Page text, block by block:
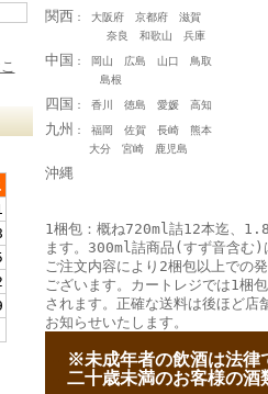
関西 ： 大阪府 京都府 滋賀
奈良 和歌山 兵庫
中国 ： 岡山 広島 山口 鳥取
島根
四国 ： 香川 徳島 愛媛 高知
九州 ： 福岡 佐賀 長崎 熊本
大分 宮崎 鹿児島
沖縄
1梱包：概ね720ml詰12本迄、
ます。300ml詰商品(すず音含む)
ご注文内容により2梱包以上での
ございます。カートレジでは1梱
されます。正確な送料は後ほど店
お知らせいたします。
※未成年者の飲酒は法律
二十歳未満のお客様の酒